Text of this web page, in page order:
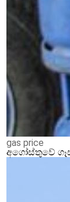
gas price
අගෝස්තුවේ